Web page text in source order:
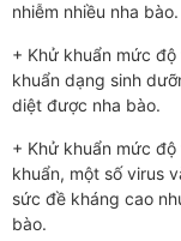
nhiễm nhiều nha bào.
+ Khử khuẩn mức
khuẩn dạng sinh
diệt được nha bào.
+ Khử khuẩn mức
khuẩn, một số virus
sức đề kháng cao
bào.